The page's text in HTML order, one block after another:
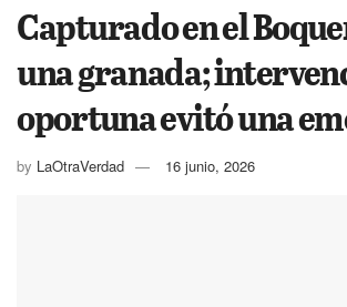
Capturado en el
una granada;
oportuna evitó una
by LaOtraVerdad 16 junio, 2026